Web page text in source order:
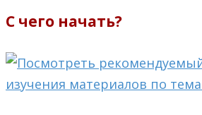
С чего начать?